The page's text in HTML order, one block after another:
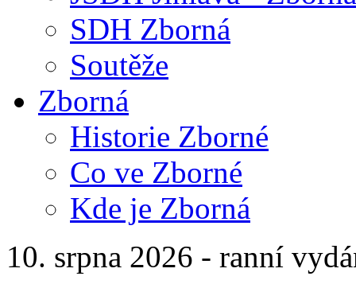
SDH Zborná
Soutěže
Zborná
Historie Zborné
Co ve Zborné
Kde je Zborná
10. srpna 2026 - ranní